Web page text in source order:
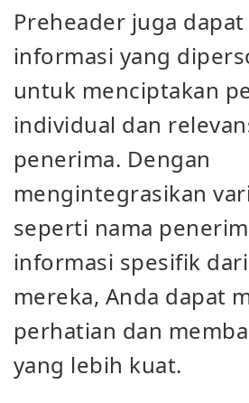
Preheader juga
informasi yang
untuk menciptakan
individual dan
penerima. Dengan
mengintegrasikan
seperti nama
informasi spesifik
mereka, Anda dapat
perhatian dan
yang lebih kuat.